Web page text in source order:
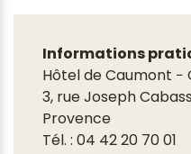
Informations
Hôtel de Caumont −
3, rue Joseph
Provence
Tél. : 04 42 20 70 01